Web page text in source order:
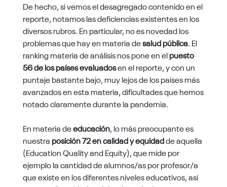
De hecho, si vemos el desagregado contenido en el
reporte, notamos las deficiencias existentes en los
diversos rubros. En particular, no es novedad los
problemas que hay en materia desalud pública. El
ranking materia de análisis nos pone en elpuesto
56 de los países evaluadosen el reporte, y con un
puntaje bastante bajo, muy lejos de los países más
avanzados en esta materia, dificultades que hemos
notado claramente durante la pandemia.
En materia deeducación, lo más preocupante es
nuestra posición 72 en calidad y equidadde aquella
(Education Quality and Equity), que mide por
ejemplo la cantidad de alumnos/as por profesor/a
que existe en los diferentes niveles educativos, así